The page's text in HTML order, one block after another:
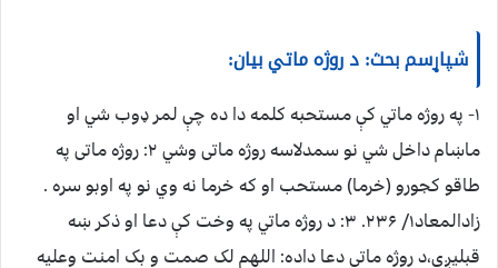
شپاړسم بحث: د روژه ماتي بیان:
۱- په روژه ماتي کې مستحبه کلمه دا ده چې لمر ډوب شي او
ماښام داخل شي نو سمدلاسه روژه ماتی وشي ۲: روژه ماتی په
طاقو کجورو (خرما) مستحب او که خرما نه وي نو په اوبو سره .
زادالمعاد۱/ ۲۳۶. ۳: د روژه ماتي په وخت کې دعا او ذکر ښه
قبلیږي،د روژه ماتي دعا داده: اللهم لک صمت و بک امنت وعلیه